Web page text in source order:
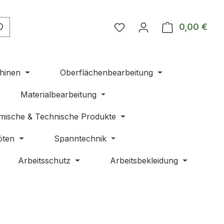
Du hast 0 Produkte auf
0,00 €
Oberflächenbearbeitung
Materialbearbeitung
& Technische Produkte
Spanntechnik
Arbeitsschutz Arbeitsbekleidung